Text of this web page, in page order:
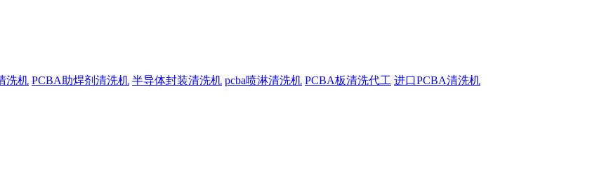
洗机 PCBA助焊剂清洗机 半导体封装清洗机 pcba喷淋清洗机 PCBA板清洗代工 进口PCBA清洗机